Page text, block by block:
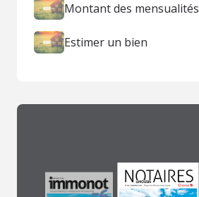
Montant des mensualités
Estimer un bien